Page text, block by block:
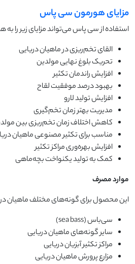
مزایای هورمون سی پاس
استفاده از سی پاس می‌تواند مزایای زیر را به
القای تخم‌ریزی در ماهیان دریایی
تحریک بلوغ نهایی مولدین
افزایش راندمان تکثیر
بهبود درصد موفقیت لقاح
افزایش تولید لارو
مدیریت بهتر زمان تخم‌گیری
کاهش اختلاف زمان تخم‌ریزی بین
مناسب برای تکثیر مصنوعی ماهیان
افزایش بهره‌وری مراکز تکثیر
کمک به تولید یکنواخت بچه‌ماهی
موارد مصرف
این محصول برای گونه‌های مختلف ماهیان
سی‌باس (sea bass)
سایر گونه‌های ماهیان دریایی
مراکز تکثیر آبزیان دریایی
مزارع پرورش ماهیان دریایی